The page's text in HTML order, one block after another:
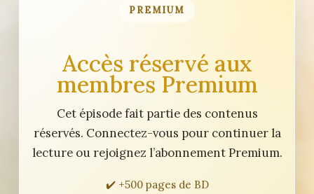
PREMIUM
Accès réservé aux
membres Premium
Cet épisode fait partie des contenus
réservés. Connectez-vous pour continuer la
lecture ou rejoignez l’abonnement Premium.
✔️ +500 pages de BD